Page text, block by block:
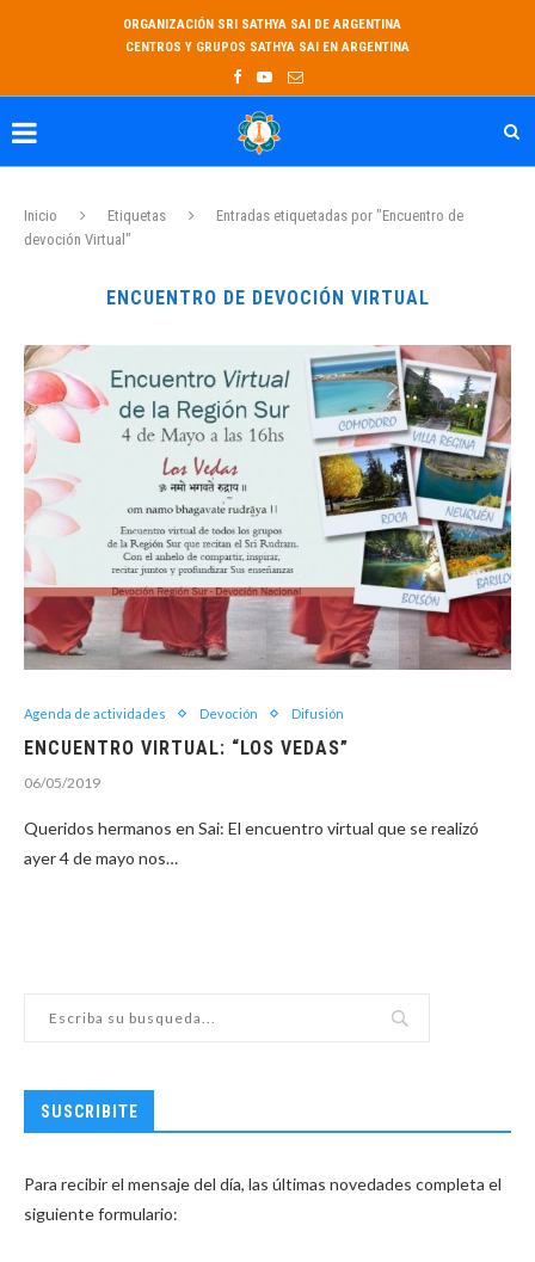
ORGANIZACIÓN SRI SATHYA SAI DE ARGENTINA
CENTROS Y GRUPOS SATHYA SAI EN ARGENTINA
Inicio Etiquetas
Entradas etiquetadas por "Encuentro de
devoción Virtual"
ENCUENTRO DE DEVOCIÓN VIRTUAL
Agenda de actividades Devoción Difusión
ENCUENTRO VIRTUAL: “LOS VEDAS”
06/05/2019
Queridos hermanos en Sai: El encuentro virtual que se realizó
ayer 4 de mayo nos…
SUSCRIBITE
Para recibir el mensaje del día, las últimas novedades completa el
siguiente formulario: